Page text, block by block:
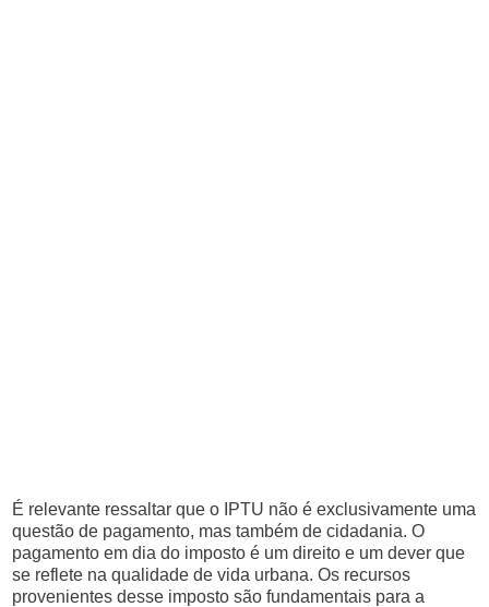
É relevante ressaltar que o IPTU não é exclusivamente uma
questão de pagamento, mas também de cidadania. O
pagamento em dia do imposto é um direito e um dever que
se reflete na qualidade de vida urbana. Os recursos
provenientes desse imposto são fundamentais para a